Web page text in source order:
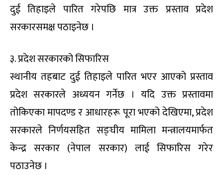
दुई तिहाइले पारित गरेपछि मात्र उक्त प्रस्ताव प्रदेश
सरकारसमक्ष पठाइनेछ ।
३. प्रदेश सरकारको सिफारिस
स्थानीय तहबाट दुई तिहाइले पारित भएर आएको प्रस्ताव
प्रदेश सरकारले अध्ययन गर्नेछ । यदि उक्त प्रस्तावमा
तोकिएका मापदण्ड र आधारहरू पूरा भएको देखिएमा, प्रदेश
सरकारले निर्णयसहित सङ्घीय मामिला मन्त्रालयमार्फत
केन्द्र सरकार (नेपाल सरकार) लाई सिफारिस गरेर
पठाउनेछ ।